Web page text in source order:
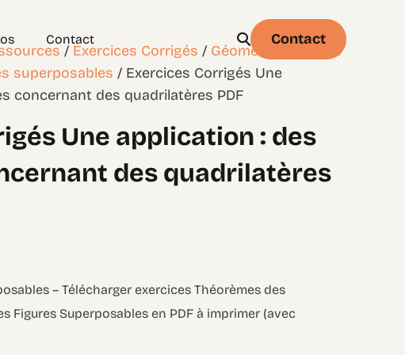
Physique Statistique & probabilités – Niveau 1
Contact Contact
/ Exercices Corrigés / Géométrie – Niveau
superposables / Exercices Corrigés Une
concernant des quadrilatères PDF
Une application : des
des quadrilatères
– Télécharger exercices Théorèmes des
Figures Superposables en PDF à imprimer (avec